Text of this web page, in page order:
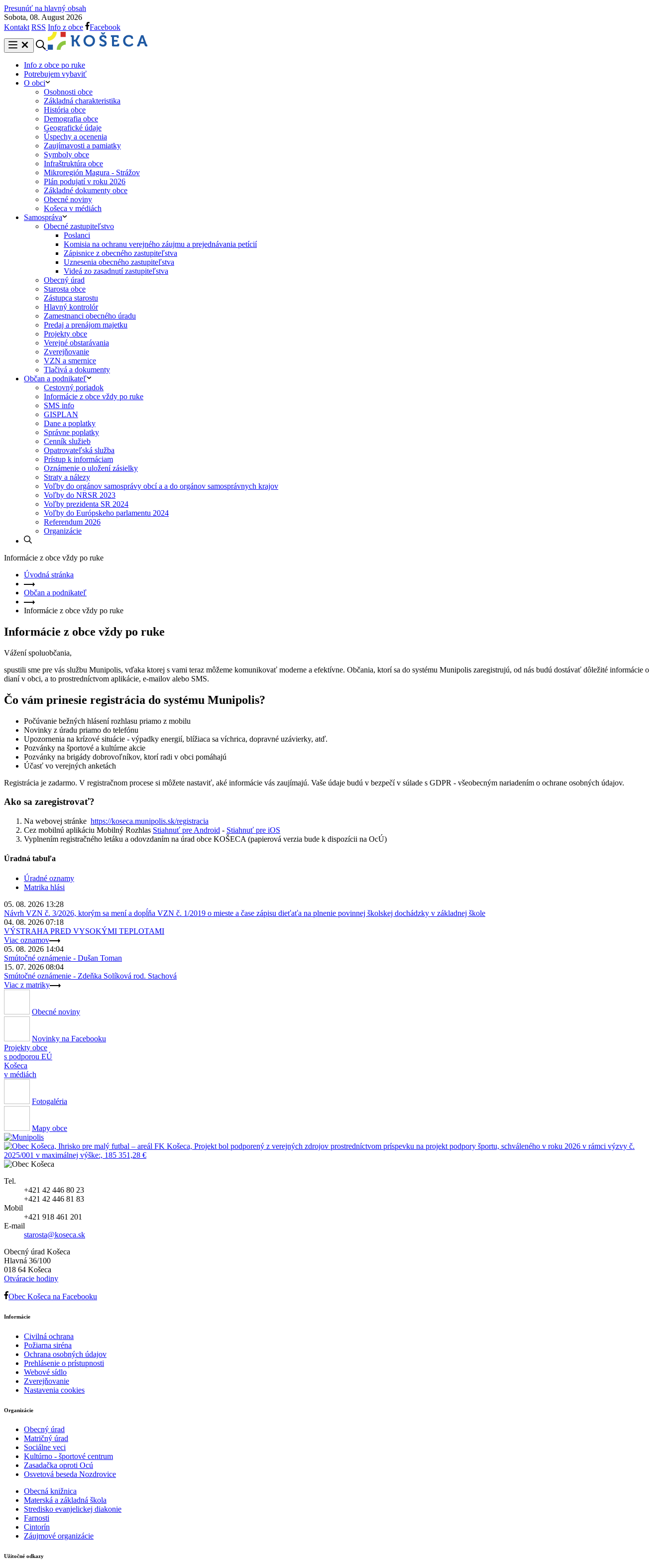
Presunúť na hlavný obsah
Sobota, 08. August 2026
Kontakt RSS Info z obce Facebook
Info z obce po ruke
Potrebujem vybaviť
O obci
Osobnosti obce
Základná charakteristika
História obce
Demografia obce
Geografické údaje
Úspechy a ocenenia
Zaujímavosti a pamiatky
Symboly obce
Infraštruktúra obce
Mikroregión Magura - Strážov
Plán podujatí v roku 2026
Základné dokumenty obce
Obecné noviny
Košeca v médiách
Samospráva
Obecné zastupiteľstvo
Poslanci
Komisia na ochranu verejného záujmu a prejednávania petícií
Zápisnice z obecného zastupiteľstva
Uznesenia obecného zastupiteľstva
Videá zo zasadnutí zastupiteľstva
Obecný úrad
Starosta obce
Zástupca starostu
Hlavný kontrolór
Zamestnanci obecného úradu
Predaj a prenájom majetku
Projekty obce
Verejné obstarávania
Zverejňovanie
VZN a smernice
Tlačivá a dokumenty
Občan a podnikateľ
Cestovný poriadok
Informácie z obce vždy po ruke
SMS info
GISPLAN
Dane a poplatky
Správne poplatky
Cenník služieb
Opatrovateľská služba
Prístup k informáciam
Oznámenie o uložení zásielky
Straty a nálezy
Voľby do orgánov samosprávy obcí a a do orgánov samosprávnych krajov
Voľby do NRSR 2023
Voľby prezidenta SR 2024
Voľby do Európskeho parlamentu 2024
Referendum 2026
Organizácie
Informácie z obce vždy po ruke
Úvodná stránka
Občan a podnikateľ
Informácie z obce vždy po ruke
Informácie z obce vždy po ruke
Vážení spoluobčania,
spustili sme pre vás službu Munipolis, vďaka ktorej s vami teraz môžeme komunikovať moderne a efektívne. Občania, ktorí sa do systému Munipolis zaregistrujú, od nás budú dostávať dôležité informácie o
dianí v obci, a to prostredníctvom aplikácie, e-mailov alebo SMS.
Čo vám prinesie registrácia do systému Munipolis?
Počúvanie bežných hlásení rozhlasu priamo z mobilu
Novinky z úradu priamo do telefónu
Upozornenia na krízové situácie - výpadky energií, blížiaca sa víchrica, dopravné uzávierky, atď.
Pozvánky na športové a kultúrne akcie
Pozvánky na brigády dobrovoľníkov, ktorí radi v obci pomáhajú
Účasť vo verejných anketách
Registrácia je zadarmo. V registračnom procese si môžete nastaviť, aké informácie vás zaujímajú. Vaše údaje budú v bezpečí v súlade s GDPR - všeobecným nariadením o ochrane osobných údajov.
Ako sa zaregistrovať?
Na webovej stránke https://koseca.munipolis.sk/registracia
Cez mobilnú aplikáciu Mobilný Rozhlas Stiahnuť pre Android - Stiahnuť pre iOS
Vyplnením registračného letáku a odovzdaním na úrad obce KOŠECA (papierová verzia bude k dispozícii na OcÚ)
Úradná tabuľa
Úradné oznamy
Matrika hlási
05. 08. 2026 13:28
Návrh VZN č. 3/2026, ktorým sa mení a dopĺňa VZN č. 1/2019 o mieste a čase zápisu dieťaťa na plnenie povinnej školskej dochádzky v základnej škole
04. 08. 2026 07:18
VÝSTRAHA PRED VYSOKÝMI TEPLOTAMI
Viac oznamov
05. 08. 2026 14:04
Smútočné oznámenie - Dušan Toman
15. 07. 2026 08:04
Smútočné oznámenie - Zdeňka Solíková rod. Stachová
Viac z matriky
Obecné noviny
Novinky na Facebooku
Projekty obce
s podporou EÚ
Košeca
v médiách
Fotogaléria
Mapy obce
Tel.
+421 42 446 80 23
+421 42 446 81 83
Mobil
+421 918 461 201
E-mail
starosta@koseca.sk
Obecný úrad Košeca
Hlavná 36/100
018 64 Košeca
Otváracie hodiny
Obec Košeca na Facebooku
Informácie
Civilná ochrana
Požiarna siréna
Ochrana osobných údajov
Prehlásenie o prístupnosti
Webové sídlo
Zverejňovanie
Nastavenia cookies
Organizácie
Obecný úrad
Matričný úrad
Sociálne veci
Kultúrno - športové centrum
Zasadačka oproti Ocú
Osvetová beseda Nozdrovice
Obecná knižnica
Materská a základná škola
Stredisko evanjelickej diakonie
Farnosti
Cintorín
Záujmové organizácie
Užitočné odkazy